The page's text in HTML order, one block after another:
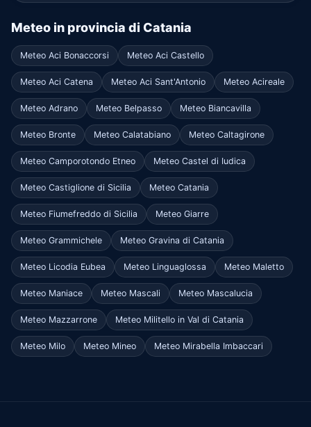
Meteo in provincia di Catania
Meteo Aci Bonaccorsi Meteo Aci Castello
Meteo Aci Catena Meteo Aci Sant'Antonio Meteo Acireale
Meteo Adrano Meteo Belpasso Meteo Biancavilla
Meteo Bronte Meteo Calatabiano Meteo Caltagirone
Meteo Camporotondo Etneo Meteo Castel di Iudica
Meteo Castiglione di Sicilia Meteo Catania
Meteo Fiumefreddo di Sicilia Meteo Giarre
Meteo Grammichele Meteo Gravina di Catania
Meteo Licodia Eubea Meteo Linguaglossa Meteo Maletto
Meteo Maniace Meteo Mascali Meteo Mascalucia
Meteo Mazzarrone Meteo Militello in Val di Catania
Meteo Milo Meteo Mineo Meteo Mirabella Imbaccari